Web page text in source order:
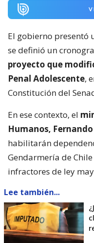
El gobierno presentó
se definió un
proyecto que
Penal Adolescente,
Constitución del
En ese contexto, el
Humanos,
habilitarán
Gendarmería de
infractores de ley
Lee también...